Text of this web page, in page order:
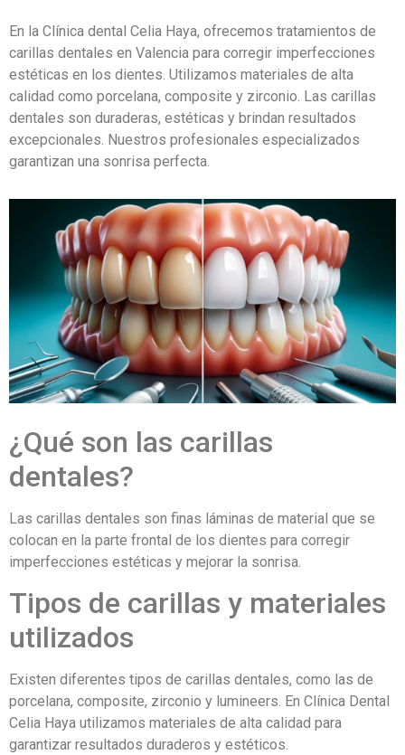
En la Clínica dental Celia Haya, ofrecemos tratamientos de
carillas dentales en Valencia para corregir imperfecciones
estéticas en los dientes. Utilizamos materiales de alta
calidad como porcelana, composite y zirconio. Las carillas
dentales son duraderas, estéticas y brindan resultados
excepcionales. Nuestros profesionales especializados
garantizan una sonrisa perfecta.
¿Qué son las carillas
dentales?
Las carillas dentales son finas láminas de material que se
colocan en la parte frontal de los dientes para corregir
imperfecciones estéticas y mejorar la sonrisa.
Tipos de carillas y materiales
utilizados
Existen diferentes tipos de carillas dentales, como las de
porcelana, composite, zirconio y lumineers. En Clínica Dental
Celia Haya utilizamos materiales de alta calidad para
garantizar resultados duraderos y estéticos.